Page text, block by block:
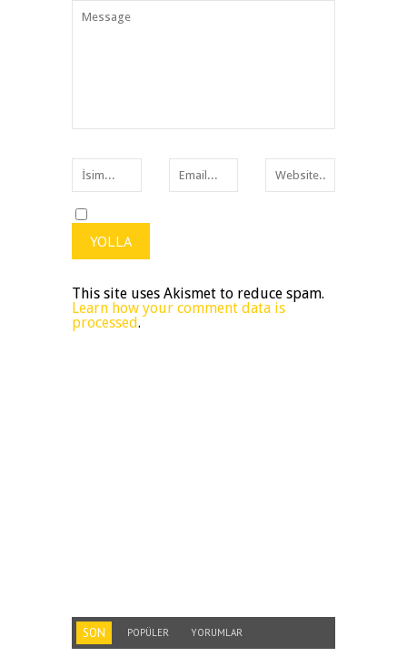
This site uses Akismet to reduce spam.
Learn how your comment data is
processed.
SON POPÜLER YORUMLAR